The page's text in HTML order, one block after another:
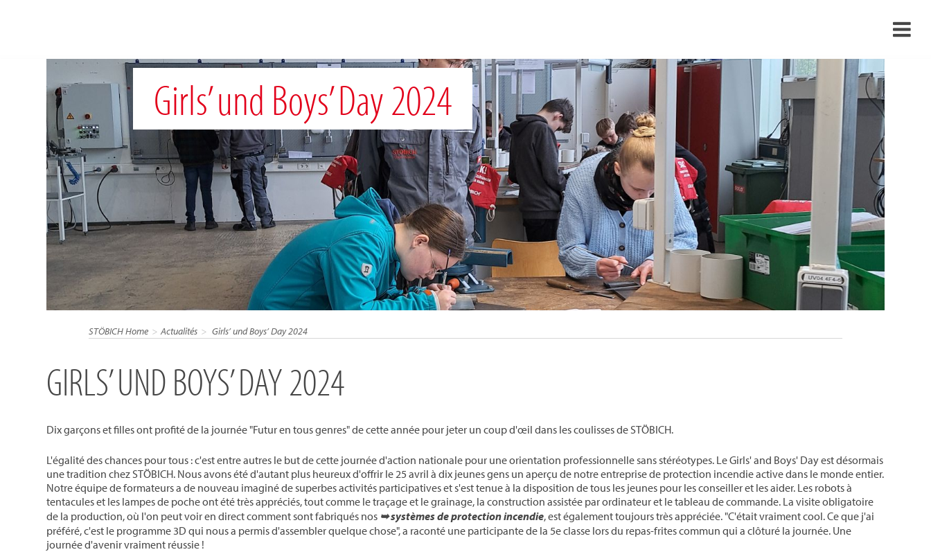
›
›
À propos de nous
Solutions
Références
›
Mondes thématiques
Actualités
Contact
Girls’ und Boys’ Day 2024
STÖBICH Home Actualités Girls’ und Boys’ Day 2024
GIRLS’ UND BOYS’ DAY 2024
Dix garçons et filles ont profité de la journée "Futur en tous genres" de cette année pour jeter un coup d'œil dans les coulisses de STÖBICH.
L'égalité des chances pour tous : c'est entre autres le but de cette journée d'action nationale pour une orientation professionnelle sans stéréotypes. Le Girls' and Boys' Day est désormais
une tradition chez STÖBICH. Nous avons été d'autant plus heureux d'offrir le 25 avril à dix jeunes gens un aperçu de notre entreprise de protection incendie active dans le monde entier.
Notre équipe de formateurs a de nouveau imaginé de superbes activités participatives et s'est tenue à la disposition de tous les jeunes pour les conseiller et les aider. Les robots à
tentacules et les lampes de poche ont été très appréciés, tout comme le traçage et le grainage, la construction assistée par ordinateur et le tableau de commande. La visite obligatoire
de la production, où l'on peut voir en direct comment sont fabriqués nos ➥ systèmes de protection incendie, est également toujours très appréciée. "C'était vraiment cool. Ce que j'ai
préféré, c'est le programme 3D qui nous a permis d'assembler quelque chose", a raconté une participante de la 5e classe lors du repas-frites commun qui a clôturé la journée. Une
journée d'avenir vraiment réussie !